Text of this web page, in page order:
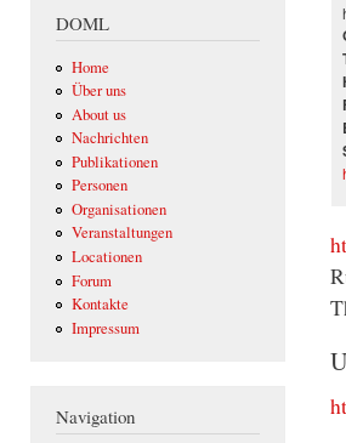
DOML
Home
Über uns
About us
Nachrichten
Publikationen
Personen
Organisationen
Veranstaltungen
Locationen
Forum
Kontakte
Impressum
Navigation